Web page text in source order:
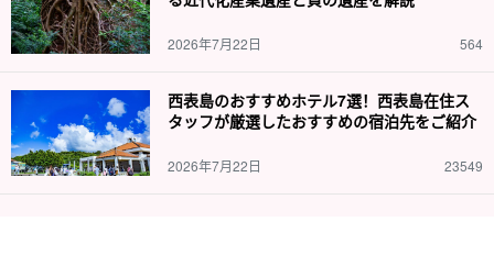
2026年7月22日 564
西表島のおすすめホテル7選！西表島在住ス
タッフが厳選したおすすめの宿泊先をご紹介
2026年7月22日 23549